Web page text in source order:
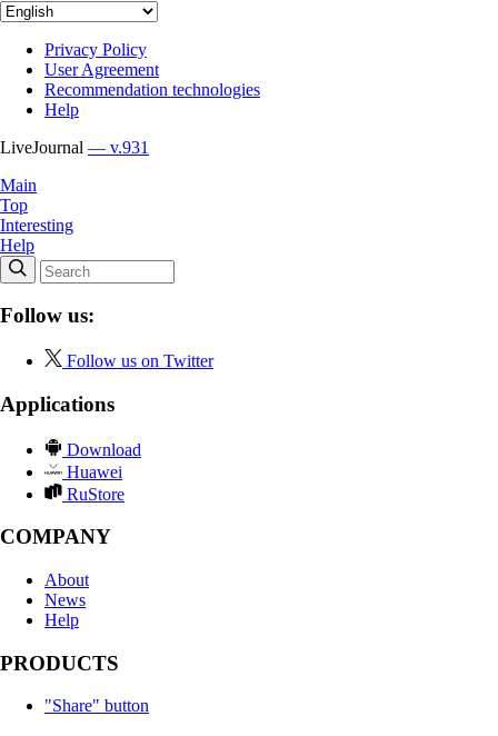
Privacy Policy
User Agreement
Recommendation technologies
Help
LiveJournal — v.931
Main
Top
Interesting
Help
Follow us:
Follow us on Twitter
Applications
Download
Huawei
RuStore
COMPANY
About
News
Help
PRODUCTS
"Share" button